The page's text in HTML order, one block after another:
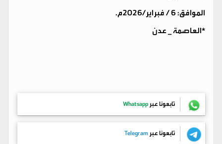
الموافق: 6 / فبراير/2026م.
*العاصمة _ عدن
تابعونا عبر Whatsapp
تابعونا عبر Telegram